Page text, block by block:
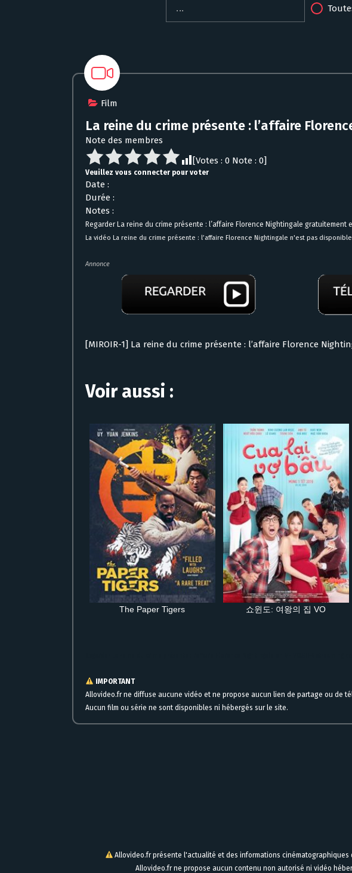
Film
La reine du crime présente : l’affaire
Note des membres
[Votes : 0 Note : 0]
Veuillez vous connecter pour voter
Date :
Durée :
Notes :
Regarder La reine du crime présente : l’affaire Florence Nightingale gratuitement
La vidéo La reine du crime présente : l’affaire Florence Nightingale n'est pas
Annonce
[MIROIR-1] La reine du crime présente : l’affaire Florence
Voir aussi :
The Paper Tigers 쇼윈도: 여왕의 집 VO
IMPORTANT
Allovideo.fr ne diffuse aucune vidéo et ne propose aucun lien de partage ou de
Aucun film ou série ne sont disponibles ni hébergés sur le site.
Allovideo.fr présente l'actualité et des informations cinématographiques
Allovideo.fr ne propose aucun contenu non autorisé ni vidéo